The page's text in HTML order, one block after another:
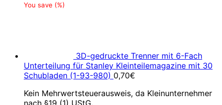
You save (%)
3D-gedruckte Trenner mit 6-Fach
Unterteilung für Stanley Kleinteilemagazine mit 30
Schubladen (1-93-980) 0,70€
Kein Mehrwertsteuerausweis, da Kleinunternehmer
nach §19 (1) UStG.